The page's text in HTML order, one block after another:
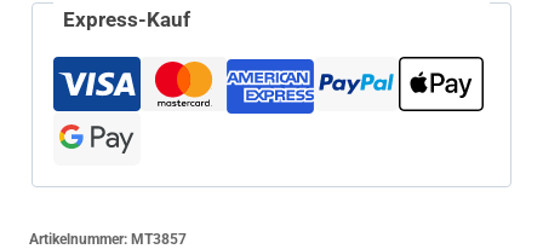
Express-Kauf
Artikelnummer: MT3857